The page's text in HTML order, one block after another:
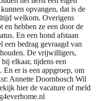
opvangen, dat is de
welkom. Overigens
hebben ze een door de
En een hond afstaan
een bedrag gevraagd van
De vrijwilligers,
elkaar, tijdens een
En er is een appgroep, om
Annette Doornbosch Wil
hier de vacature of meld